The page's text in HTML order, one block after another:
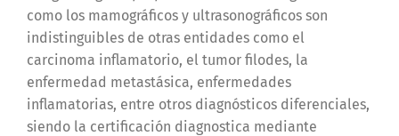
como los mamográficos y ultrasonográficos son
indistinguibles de otras entidades como el
carcinoma inflamatorio, el tumor filodes, la
enfermedad metastásica, enfermedades
inflamatorias, entre otros diagnósticos diferenciales,
siendo la certificación diagnostica mediante